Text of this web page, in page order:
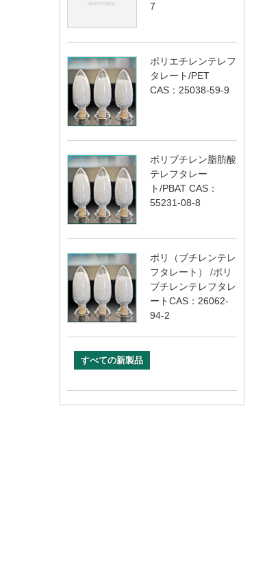
7
ポリエチレンテレフ
タレート/PET
CAS：25038-59-9
ポリブチレン脂肪酸
テレフタレー
ト/PBAT CAS：
55231-08-8
ポリ（ブチレンテレ
フタレート） /ポリ
ブチレンテレフタレ
ートCAS：26062-
94-2
すべての新製品